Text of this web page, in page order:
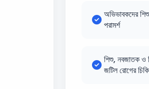
অভিভাবকদের
পরামর্শ
শিশু, নবজাতক ও
জটিল রোগের